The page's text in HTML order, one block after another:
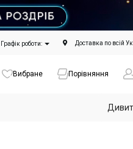
Графік роботи: Доставка по всій
Вибране Порівняння